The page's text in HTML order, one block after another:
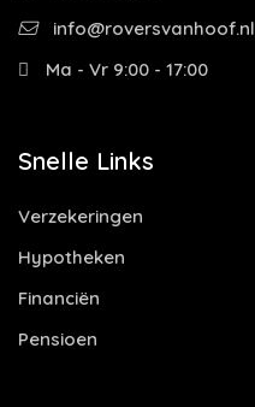
info@roversvanhoof.nl
Ma - Vr 9:00 - 17:00
Snelle Links
Verzekeringen
Hypotheken
Financiën
Pensioen